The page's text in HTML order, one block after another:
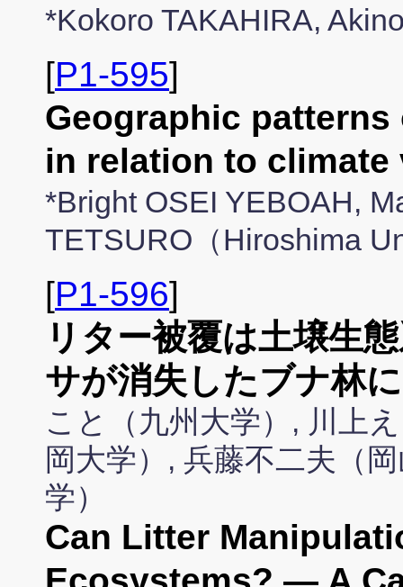
*Kokoro TAKAHIRA,
[P1-595]
Geographic
in relation to climate
*Bright OSEI YEBOAH,
TETSURO（Hiroshima
[P1-596]
リター被覆は土壌生
サが消失したブナ林
こと（九州大学）, 川上
岡大学）, 兵藤不二夫（
学）
Can Litter